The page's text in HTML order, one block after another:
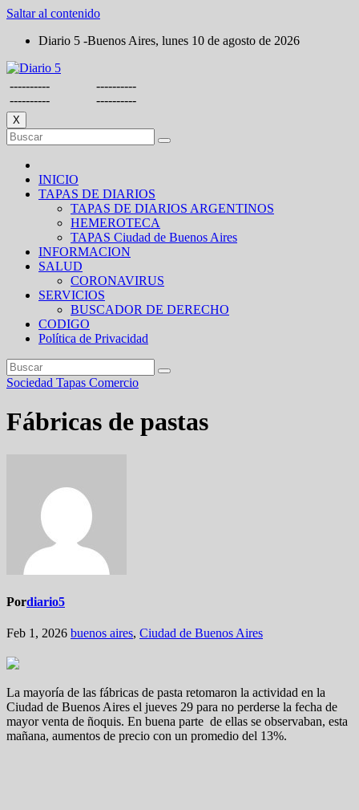
Saltar al contenido
Diario 5 -Buenos Aires, lunes 10 de agosto de 2026
----------
----------
----------
----------
X
INICIO
TAPAS DE DIARIOS
TAPAS DE DIARIOS ARGENTINOS
HEMEROTECA
TAPAS Ciudad de Buenos Aires
INFORMACION
SALUD
CORONAVIRUS
SERVICIOS
BUSCADOR DE DERECHO
CODIGO
Política de Privacidad
Sociedad Tapas Comercio
Fábricas de pastas
Pordiario5
Feb 1, 2026 buenos aires, Ciudad de Buenos Aires
La mayoría de las fábricas de pasta retomaron la actividad en la
Ciudad de Buenos Aires el jueves 29 para no perderse la fecha de
mayor venta de ñoquis. En buena parte de ellas se observaban, esta
mañana, aumentos de precio con un promedio del 13%.